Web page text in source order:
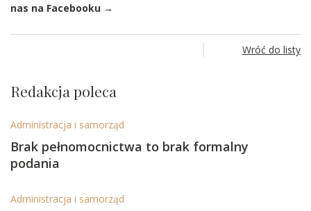
nas na Facebooku →
Wróć do listy
Redakcja poleca
Administracja i samorząd
Brak pełnomocnictwa to brak formalny
podania
Administracja i samorząd